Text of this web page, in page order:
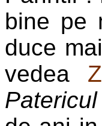
bine pe
duce
vedea